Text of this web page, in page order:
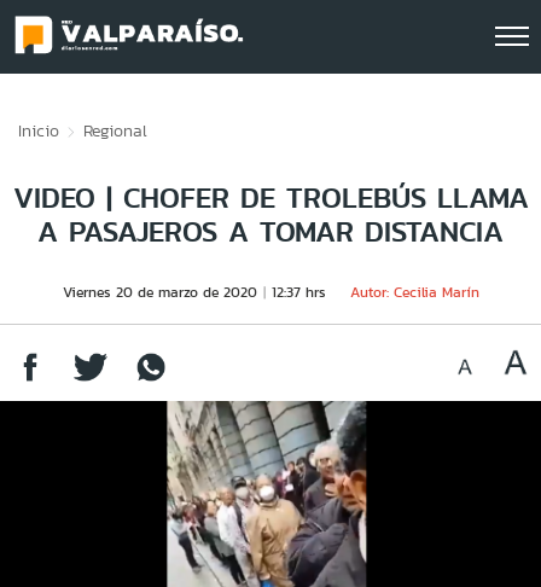
Inicio Regional
VIDEO | CHOFER DE TROLEBÚS LLAMA
A PASAJEROS A TOMAR DISTANCIA
Viernes 20 de marzo de 2020 12:37 hrs Autor: Cecilia Marín